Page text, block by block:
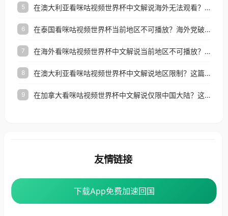
5 在澳大利亚看咪咕视频世界杯中文解说海外无法观看？这篇指南帮你搞定所有体育直播难题
6 在泰国看咪咕视频世界杯当前地区不可播放？海外党破局看中文解说赛事指南
7 在海外看咪咕视频世界杯中文解说当前地区不可播放？这篇指南帮你搞定所有体育赛事直播难题
8 在澳大利亚看咪咕视频世界杯中文解说地区限制？这篇指南帮你搞定海外观赛难题
9 在加拿大看咪咕视频世界杯中文解说仅限中国大陆？这篇指南帮你轻松解锁中文解说和赛事直播
下载App免费加速回国
下载App免费加速回国
友情链接